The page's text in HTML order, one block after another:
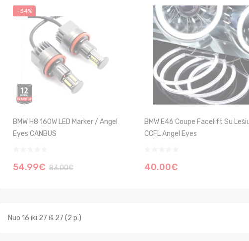
-34%
BMW H8 160W LED Marker / Angel
Eyes CANBUS
54.99€ 83.00€
BMW E46 Coupe Facelift Su
CCFL Angel Eyes
40.00€
Nuo 16 iki 27 iš 27 (2 p.)